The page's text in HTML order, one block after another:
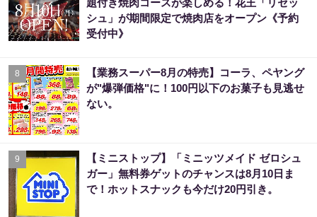
題付き焼肉コースが楽しめる！花王「リセッ
シュ」が期間限定で焼肉店をオープン《予約
受付中》
8
【業務スーパー8月の特売】コーラ、ペヤング
が"爆弾価格"に！100円以下のお菓子も見逃せ
ない。
9
【ミニストップ】「ミニッツメイド ゼロシュ
ガー」無料券ゲットのチャンスは8月10日ま
で！ホットスナックも今だけ20円引き。